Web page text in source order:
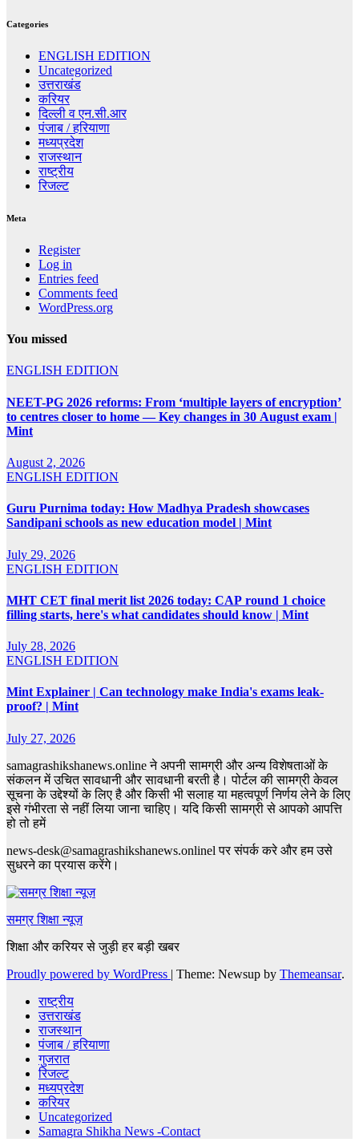
Categories
ENGLISH EDITION
Uncategorized
उत्तराखंड
करियर
दिल्ली व एन.सी.आर
पंजाब / हरियाणा
मध्यप्रदेश
राजस्थान
राष्ट्रीय
रिजल्ट
Meta
Register
Log in
Entries feed
Comments feed
WordPress.org
You missed
ENGLISH EDITION
NEET-PG 2026 reforms: From ‘multiple layers of encryption’
to centres closer to home — Key changes in 30 August exam |
Mint
August 2, 2026
ENGLISH EDITION
Guru Purnima today: How Madhya Pradesh showcases
Sandipani schools as new education model | Mint
July 29, 2026
ENGLISH EDITION
MHT CET final merit list 2026 today: CAP round 1 choice
filling starts, here's what candidates should know | Mint
July 28, 2026
ENGLISH EDITION
Mint Explainer | Can technology make India's exams leak-
proof? | Mint
July 27, 2026
samagrashikshanews.online ने अपनी सामग्री और अन्य विशेषताओं के
संकलन में उचित सावधानी और सावधानी बरती है। पोर्टल की सामग्री केवल
सूचना के उद्देश्यों के लिए है और किसी भी सलाह या महत्वपूर्ण निर्णय लेने के लिए
इसे गंभीरता से नहीं लिया जाना चाहिए। यदि किसी सामग्री से आपको आपत्ति
हो तो हमें
news-desk@samagrashikshanews.onlinel पर संपर्क करे और हम उसे
सुधरने का प्रयास करेंगे।
समग्र शिक्षा न्यूज़
शिक्षा और करियर से जुड़ी हर बड़ी खबर
Proudly powered by WordPress | Theme: Newsup by Themeansar.
राष्ट्रीय
उत्तराखंड
राजस्थान
पंजाब / हरियाणा
गुजरात
रिजल्ट
मध्यप्रदेश
करियर
Uncategorized
Samagra Shikha News -Contact